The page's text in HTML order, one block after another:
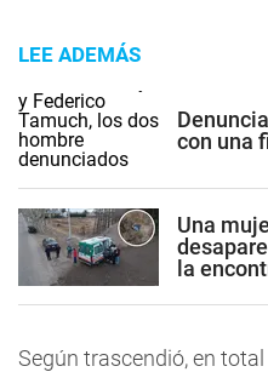
LEE ADEMÁS
con una
Una
la
Según trascendió, en